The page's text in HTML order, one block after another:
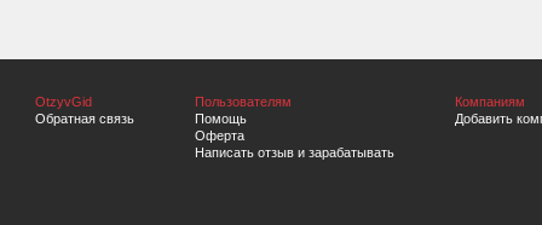
OtzyvGid
Обратная связь
Пользователям
Помощь
Оферта
Написать отзыв и зарабатывать
Компаниям
Добавить